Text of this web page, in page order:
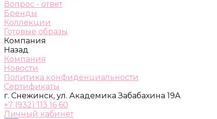
Вопрос - ответ
Бренды
Коллекции
Готовые образы
Компания
Назад
Компания
Новости
Политика конфиденциальности
Сертификаты
г. Снежинск, ул. Академика Забабахина 19А
+7 (932) 113 16 60
Личный кабинет